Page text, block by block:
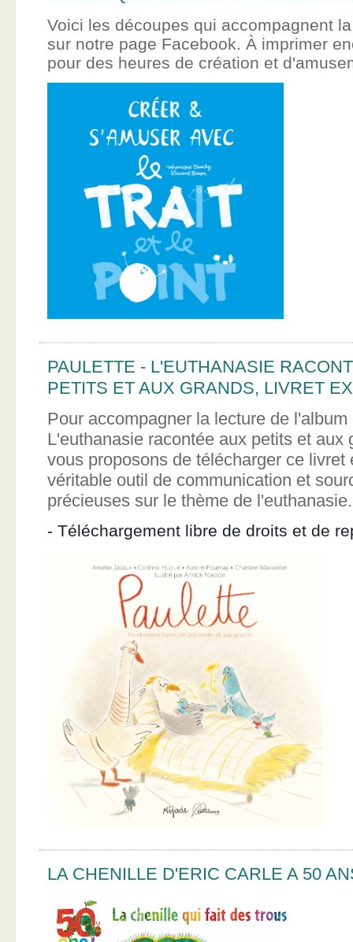
Voici les découpes qui accompagnent
sur notre page Facebook. À imprimer
pour des heures de création et
PAULETTE - L'EUTHANASIE
PETITS ET AUX GRANDS, LIVRET
Pour accompagner la lecture de
L'euthanasie racontée aux petits et aux
vous proposons de télécharger ce livret
véritable outil de communication et
précieuses sur le thème de l'euthanasie.
- Téléchargement libre de droits et de
LA CHENILLE D'ERIC CARLE A 50